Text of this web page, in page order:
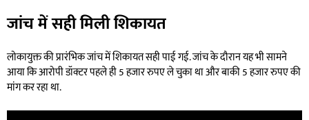
जांच में सही मिली शिकायत
लोकायुक्त की प्रारंभिक जांच में शिकायत सही पाई गई. जांच के दौरान यह भी सामने
आया कि आरोपी डॉक्टर पहले ही 5 हजार रुपए ले चुका था और बाकी 5 हजार रुपए की
मांग कर रहा था.